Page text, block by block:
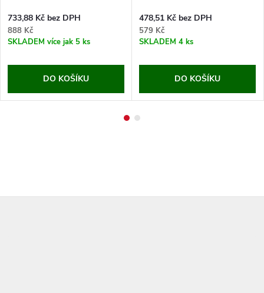
733,88 Kč bez DPH
888 Kč
SKLADEM více jak 5 ks
DO KOŠÍKU
478,51 Kč bez DPH
579 Kč
SKLADEM 4 ks
DO KOŠÍKU